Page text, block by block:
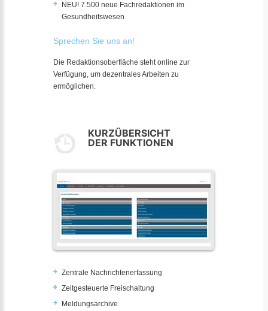
NEU! 7.500 neue Fachredaktionen im
Gesundheitswesen
Sprechen Sie uns an!
Die Redaktionsoberfläche steht online zur
Verfügung, um dezentrales Arbeiten zu
ermöglichen.
KURZÜBERSICHT
DER FUNKTIONEN
Zentrale Nachrichtenerfassung
Zeitgesteuerte Freischaltung
Meldungsarchive